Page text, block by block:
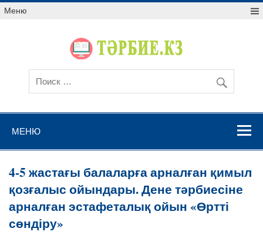
Меню
МЕНЮ
4-5 жастағы балаларға арналған қимыл
қозғалыс ойындары. Дене тәрбиесіне
арналған эстафеталық ойын «Өртті
сөндіру»